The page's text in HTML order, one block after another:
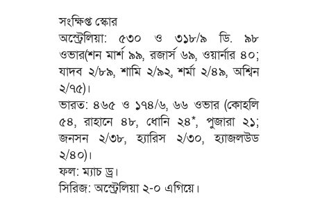
সংক্ষিপ্ত স্কোর
অস্ট্রেলিয়া: ৫৩০ ও ৩১৮/৯ ডি. ৯৮
ওভার(শন মার্শ ৯৯, রজার্স ৬৯, ওয়ার্নার ৪০;
যাদব ২/৮৯, শামি ২/৯২, শর্মা ২/৪৯, অশ্বিন
২/৭৫)।
ভারত: ৪৬৫ ও ১৭৪/৬, ৬৬ ওভার (কোহলি
৫৪, রাহানে ৪৮, ধোনি ২৪*, পুজারা ২১;
জনসন ২/৩৮, হ্যারিস ২/৩০, হ্যাজলউড
২/৪০)।
ফল: ম্যাচ ড্র।
সিরিজ: অস্ট্রেলিয়া ২-০ এগিয়ে।